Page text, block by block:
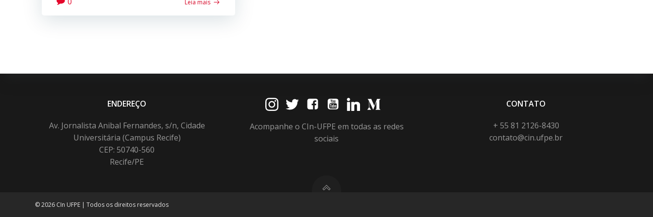
Leia mais
ENDEREÇO
Av. Jornalista Anibal Fernandes, s/n, Cidade
Universitária (Campus Recife)
CEP: 50740-560
Recife/PE
Acompanhe o CIn-UFPE em todas as redes
sociais
CONTATO
+ 55 81 2126-8430
contato@cin.ufpe.br
© 2026 CIn UFPE | Todos os direitos reservados